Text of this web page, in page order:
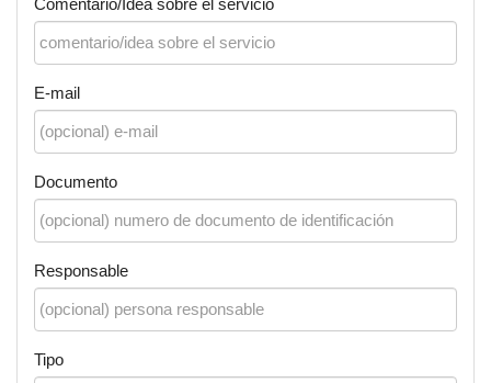
E-mail
Documento
Responsable
Tipo